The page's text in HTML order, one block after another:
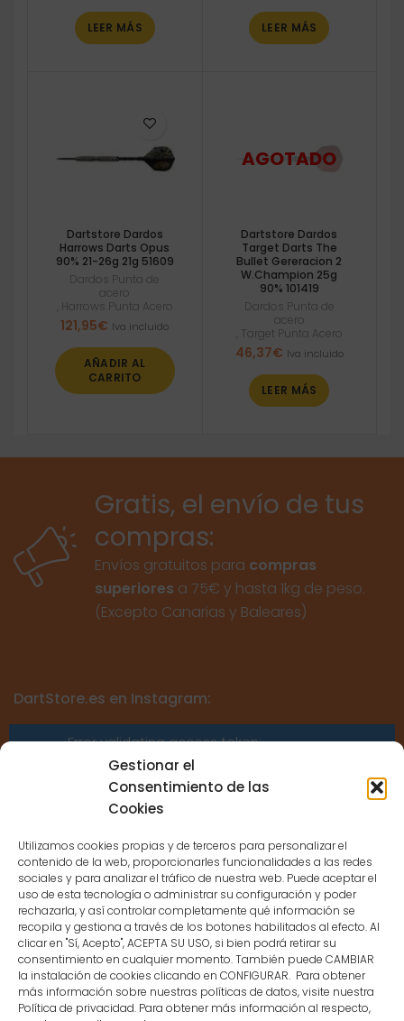
Gestionar el
Consentimiento de las
Cookies
Utilizamos cookies propias y de terceros para personalizar el
contenido de la web, proporcionarles funcionalidades a las redes
sociales y para analizar el tráfico de nuestra web. Puede aceptar el
uso de esta tecnología o administrar su configuración y poder
rechazarla, y así controlar completamente qué información se
recopila y gestiona a través de los botones habilitados al efecto. Al
clicar en "Sí, Acepto", ACEPTA SU USO, si bien podrá retirar su
consentimiento en cualquier momento. También puede CAMBIAR
la instalación de cookies clicando en CONFIGURAR. Para obtener
más información sobre nuestras políticas de datos, visite nuestra
Política de privacidad. Para obtener más información al respecto,
LEER MÁS LEER MÁS
Dartstore Dardos
Harrows Darts Opus
90% 21-26g 21g 51609
Dardos Punta de
acero
Harrows Punta Acero
121,95€ Iva incluido
AÑADIR AL
CARRITO
Dartstore Dardos
Target Darts The
Bullet Gereracion 2
W.Champion 25g
90% 101419
Dardos Punta de
acero
Target Punta Acero
46,37€ Iva incluido
LEER MÁS
Gratis, el envío de tus
compras:
Envíos gratuitos para compras
superiores a 75€ y hasta 1kg de peso.
(Excepto Canarias y Baleares)
DartStore.es en Instagram:
Error validating access token:
Sessions for the user are not allowed
because the user is not a confirmed
CONTACTO
MENÚ PRINCIPAL
MI CUENTA